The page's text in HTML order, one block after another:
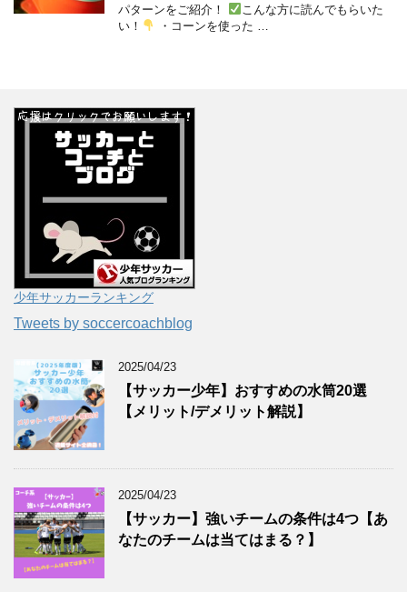
パターンをご紹介！
こんな方に読んでもらいた
い！
・コーンを使った …
少年サッカーランキング
Tweets by soccercoachblog
2025/04/23
【サッカー少年】おすすめの水筒20選
【メリット/デメリット解説】
2025/04/23
【サッカー】強いチームの条件は4つ【あ
なたのチームは当てはまる？】